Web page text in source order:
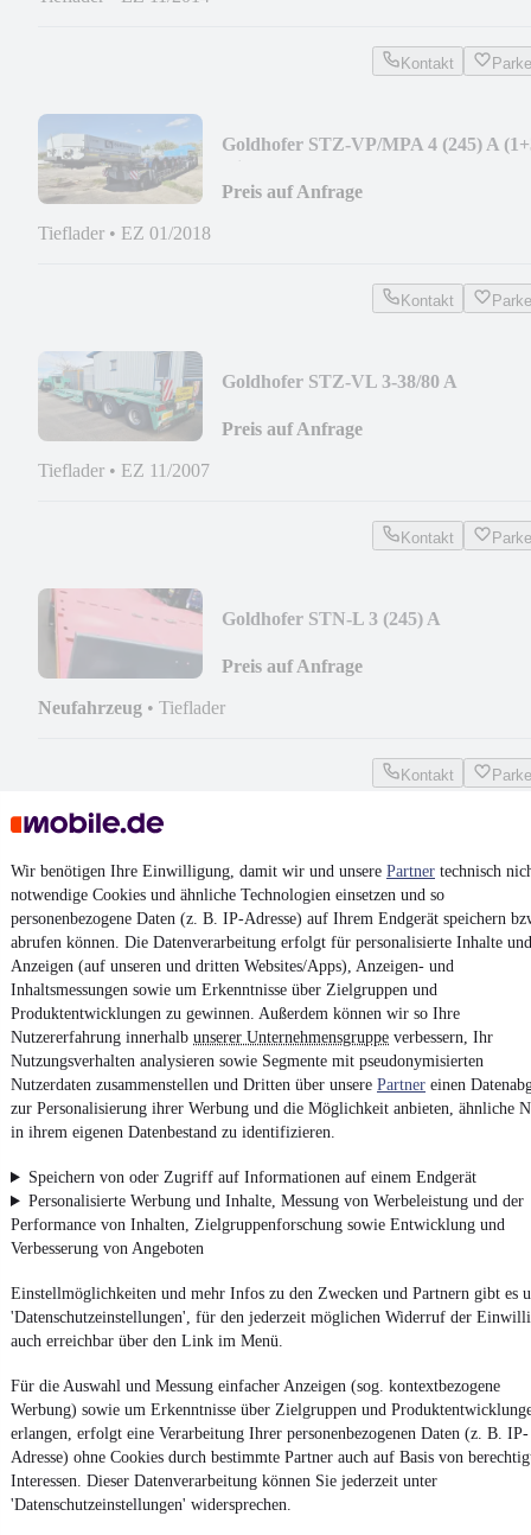
Wir benötigen Ihre Einwilligung, damit wir und unsere Partner technisch
notwendige Cookies und ähnliche Technologien einsetzen und so
personenbezogene Daten (z. B. IP-Adresse) auf Ihrem Endgerät speichern
abrufen können. Die Datenverarbeitung erfolgt für personalisierte Inhalte und
Anzeigen (auf unseren und dritten Websites/Apps), Anzeigen- und
Inhaltsmessungen sowie um Erkenntnisse über Zielgruppen und
Produktentwicklungen zu gewinnen. Außerdem können wir so Ihre
Nutzererfahrung innerhalb unserer Unternehmensgruppe verbessern, Ihr
Nutzungsverhalten analysieren sowie Segmente mit pseudonymisierten
Nutzerdaten zusammenstellen und Dritten über unsere Partner einen
zur Personalisierung ihrer Werbung und die Möglichkeit anbieten, ähnliche
in ihrem eigenen Datenbestand zu identifizieren.
Speichern von oder Zugriff auf Informationen auf einem Endgerät
Personalisierte Werbung und Inhalte, Messung von Werbeleistung und der
Performance von Inhalten, Zielgruppenforschung sowie Entwicklung und
Verbesserung von Angeboten
Einstellmöglichkeiten und mehr Infos zu den Zwecken und Partnern gibt es
'Datenschutzeinstellungen', für den jederzeit möglichen Widerruf der
auch erreichbar über den Link im Menü.
Für die Auswahl und Messung einfacher Anzeigen (sog. kontextbezogene
Werbung) sowie um Erkenntnisse über Zielgruppen und
erlangen, erfolgt eine Verarbeitung Ihrer personenbezogenen Daten (z. B. IP-
Adresse) ohne Cookies durch bestimmte Partner auch auf Basis von
Interessen. Dieser Datenverarbeitung können Sie jederzeit unter
'Datenschutzeinstellungen' widersprechen.
Kontakt
Goldhofer STZ-VP/MPA 4 (245) A
Preis auf Anfrage
Tieflader • EZ 01/2018
Kontakt
Goldhofer STZ-VL 3-38/80 A
Preis auf Anfrage
Tieflader • EZ 11/2007
Kontakt
Goldhofer STN-L 3 (245) A
Preis auf Anfrage
Neufahrzeug • Tieflader
Kontakt
¹MwSt. ausweisbar
4.6 Sterne
Nutze mobile.de schnell und einfach
App installieren
Impressum
AGB
Vertrag widerrufen
Datenschutz
Datenschutzeinstellungen
Erklärung zur Barrierefreiheit
Powered by
VonAuto verkaufenüberE-BikesundGebrauchtwagen:
Besuchemobile.de